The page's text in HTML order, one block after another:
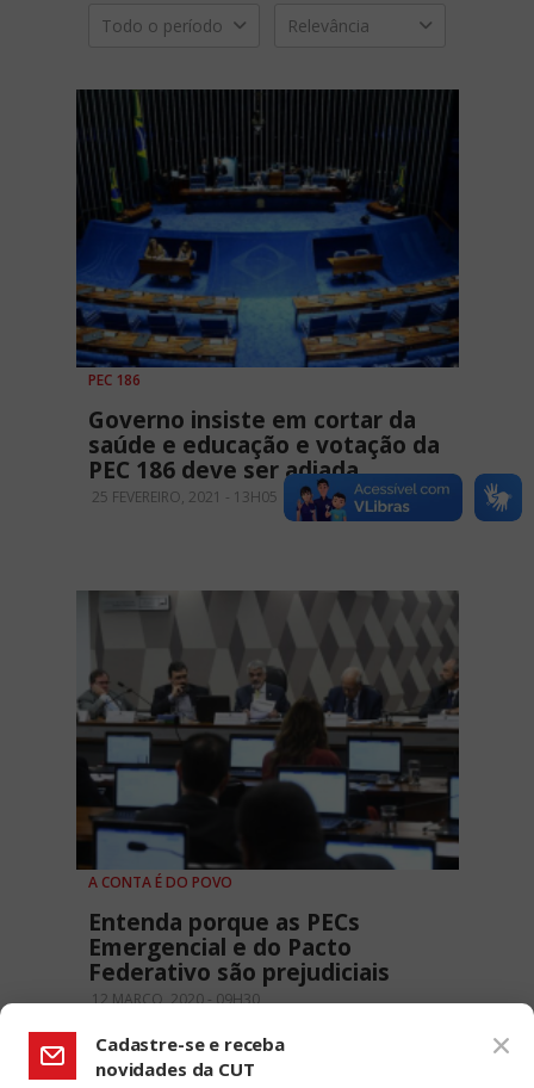
Todo o período Relevância
PEC 186
Governo insiste em cortar da
saúde e educação e votação da
PEC 186 deve ser adiada
25 FEVEREIRO, 2021 - 13H05
A CONTA É DO POVO
Entenda porque as PECs
Emergencial e do Pacto
Federativo são prejudiciais
12 MARÇO, 2020 - 09H30
Cadastre-se e receba
novidades da CUT